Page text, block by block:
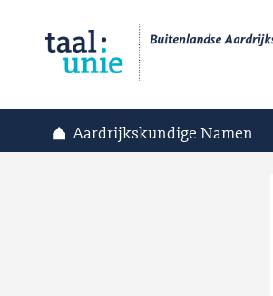
Aardrijkskundige Namen